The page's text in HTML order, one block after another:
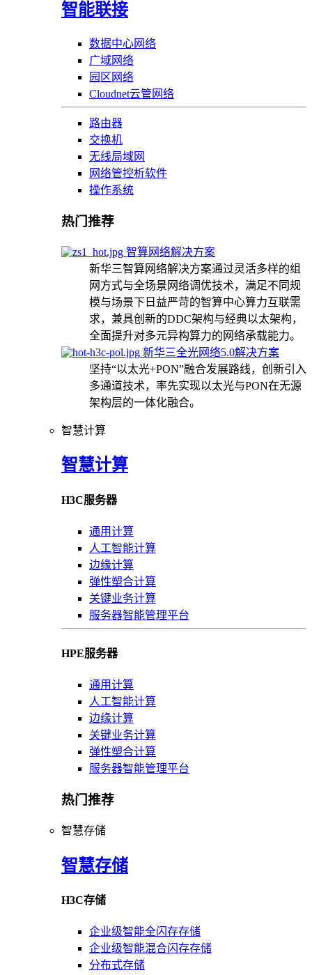
智能联接
数据中心网络
广域网络
园区网络
Cloudnet云管网络
路由器
交换机
无线局域网
网络管控析软件
操作系统
热门推荐
智算网络解决方案
新华三智算网络解决方案通过灵活多样的组
网方式与全场景网络调优技术，满足不同规
模与场景下日益严苛的智算中心算力互联需
求，兼具创新的DDC架构与经典以太架构，
全面提升对多元异构算力的网络承载能力。
新华三全光网络5.0解决方案
坚持“以太光+PON”融合发展路线，创新引入
多通道技术，率先实现以太光与PON在无源
架构层的一体化融合。
智慧计算
智慧计算
H3C服务器
通用计算
人工智能计算
边缘计算
弹性塑合计算
关键业务计算
服务器智能管理平台
HPE服务器
通用计算
人工智能计算
边缘计算
关键业务计算
弹性塑合计算
服务器智能管理平台
热门推荐
智慧存储
智慧存储
H3C存储
企业级智能全闪存存储
企业级智能混合闪存存储
分布式存储